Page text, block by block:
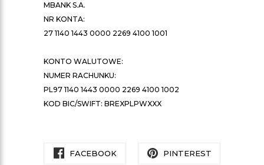
MBANK S.A.
NR KONTA:
27 1140 1443 0000 2269 4100 1001
KONTO WALUTOWE:
NUMER RACHUNKU:
PL97 1140 1443 0000 2269 4100 1002
KOD BIC/SWIFT: BREXPLPWXXX
FACEBOOK PINTEREST